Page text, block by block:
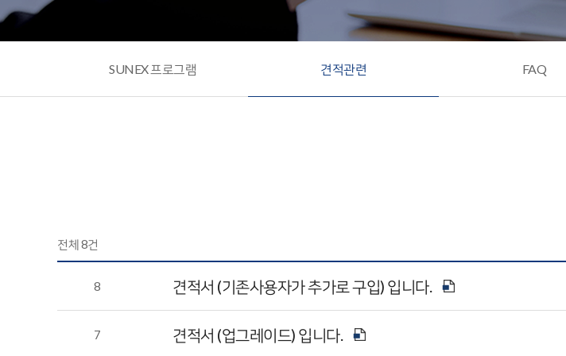
SUNEX 프로그램 견적관련 FAQ
전체8건
8 견적서 (기존사용자가 추가로 구입) 입니다.
7 견적서 (업그레이드) 입니다.